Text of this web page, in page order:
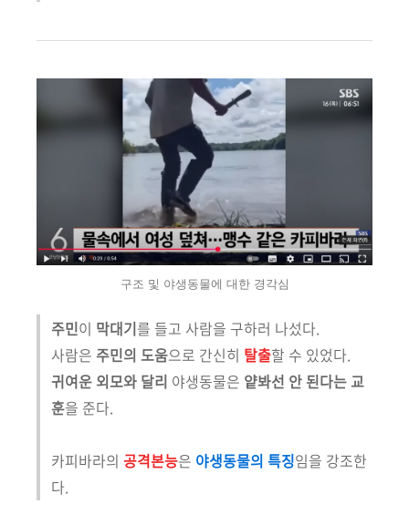
구조 및 야생동물에 대한 경각심
주민이 막대기를 들고 사람을 구하러 나섰다.
사람은 주민의 도움으로 간신히 탈출할 수 있었다.
귀여운 외모와 달리 야생동물은 얕봐선 안 된다는 교
훈을 준다.
카피바라의 공격본능은 야생동물의 특징임을 강조한
다.